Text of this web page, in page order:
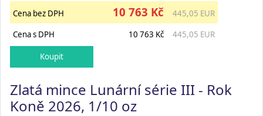
Cena bez DPH 10 763 Kč
445,05 EUR
Cena s DPH
10 763 Kč 445,05 EUR
Zlatá mince Lunární série III - Rok
Koně 2026, 1/10 oz